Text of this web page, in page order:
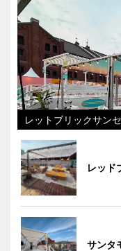
レットブリックサン
レッ
サンタ